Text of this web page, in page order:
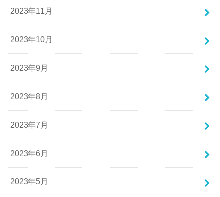
2023年11月
2023年10月
2023年9月
2023年8月
2023年7月
2023年6月
2023年5月